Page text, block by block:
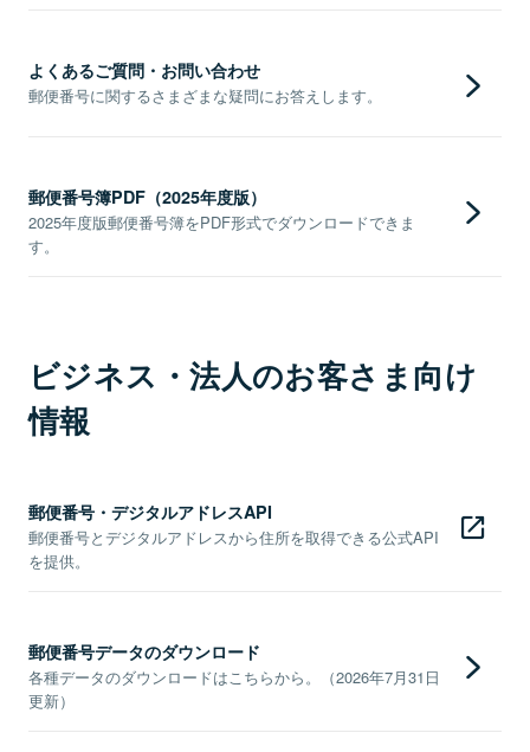
よくあるご質問・お問い合わせ
郵便番号に関するさまざまな疑問にお答えします。
郵便番号簿PDF（2025年度版）
2025年度版郵便番号簿をPDF形式でダウンロードできま
す。
ビジネス・法人のお客さま向け
情報
郵便番号・デジタルアドレスAPI
郵便番号とデジタルアドレスから住所を取得できる公式API
を提供。
郵便番号データのダウンロード
各種データのダウンロードはこちらから。（2026年7月31日
更新）